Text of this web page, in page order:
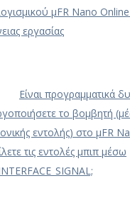
μFR Nano
εργασίας
Είναι προγραμματικά
το βομβητή
εντολής) στο μFR
τις εντολές μπιπ μέσω